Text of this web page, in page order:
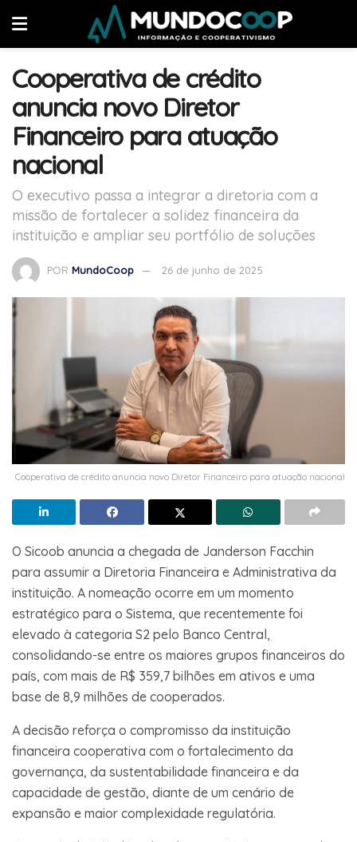
Cooperativa de crédito
anuncia novo Diretor
Financeiro para atuação
nacional
O executivo passa a integrar a diretoria com a
missão de fortalecer a solidez financeira da
instituição e ampliar seu portfólio de soluções
POR MundoCoop 26 de junho de 2025
Cooperativa de crédito anuncia novo Diretor Financeiro para atuação nacional
O Sicoob anuncia a chegada de Janderson Facchin
para assumir a Diretoria Financeira e Administrativa da
instituição. A nomeação ocorre em um momento
estratégico para o Sistema, que recentemente foi
elevado à categoria S2 pelo Banco Central,
consolidando-se entre os maiores grupos financeiros do
país, com mais de R$ 359,7 bilhões em ativos e uma
base de 8,9 milhões de cooperados.
A decisão reforça o compromisso da instituição
financeira cooperativa com o fortalecimento da
governança, da sustentabilidade financeira e da
capacidade de gestão, diante de um cenário de
expansão e maior complexidade regulatória.